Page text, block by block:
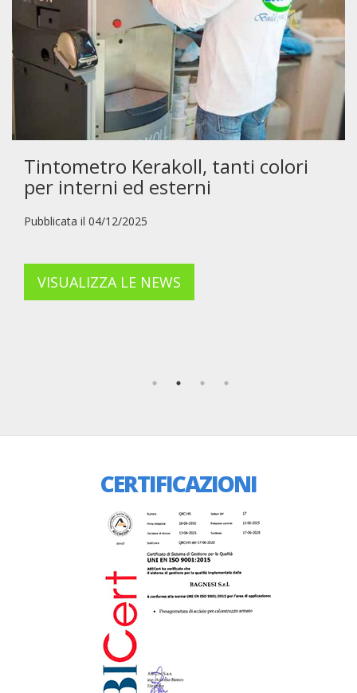
Tintometro Kerakoll, tanti colori
per interni ed esterni
Pubblicata il 04/12/2025
VISUALIZZA LE NEWS
CERTIFICAZIONI